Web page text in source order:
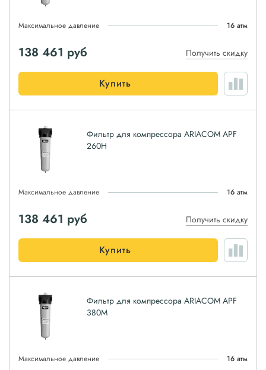
Максимальное давление 16 атм
138 461 руб Получить скидку
Купить
Фильтр для компрессора ARIACOM APF
260H
Максимальное давление 16 атм
138 461 руб Получить скидку
Купить
Фильтр для компрессора ARIACOM APF
380M
Максимальное давление 16 атм